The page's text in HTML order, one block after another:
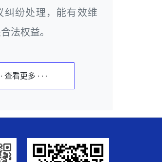
纠纷处理，能有效维
法权益。
· 查看更多 · · ·